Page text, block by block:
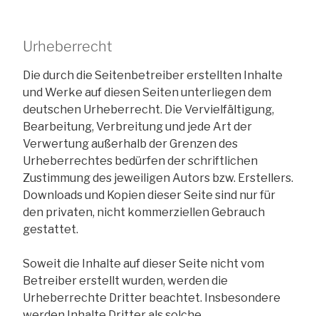
Urheberrecht
Die durch die Seitenbetreiber erstellten Inhalte
und Werke auf diesen Seiten unterliegen dem
deutschen Urheberrecht. Die Vervielfältigung,
Bearbeitung, Verbreitung und jede Art der
Verwertung außerhalb der Grenzen des
Urheberrechtes bedürfen der schriftlichen
Zustimmung des jeweiligen Autors bzw. Erstellers.
Downloads und Kopien dieser Seite sind nur für
den privaten, nicht kommerziellen Gebrauch
gestattet.
Soweit die Inhalte auf dieser Seite nicht vom
Betreiber erstellt wurden, werden die
Urheberrechte Dritter beachtet. Insbesondere